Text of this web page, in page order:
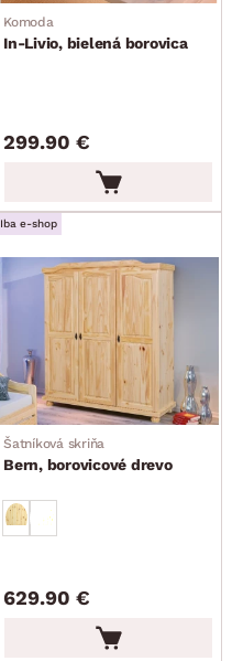
Komoda
In-Livio, bielená borovica
299.90 €
Iba e-shop
Šatníková skriňa
Bern, borovicové drevo
629.90 €